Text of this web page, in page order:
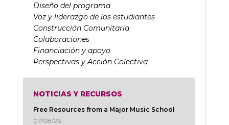
Diseño del programa
Voz y liderazgo de los estudiantes
Construcción Comunitaria
Colaboraciones
Financiación y apoyo
Perspectivas y Acción Colectiva
NOTICIAS Y RECURSOS
Free Resources from a Major Music School
07/08/26